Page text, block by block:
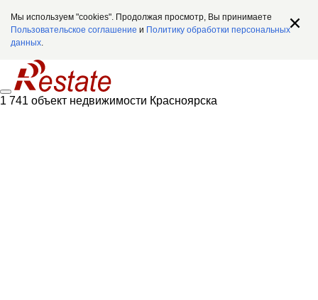
Мы используем "cookies". Продолжая просмотр, Вы принимаете
Пользовательское соглашение и Политику обработки персональных
данных.
1 741 объект недвижимости Красноярска